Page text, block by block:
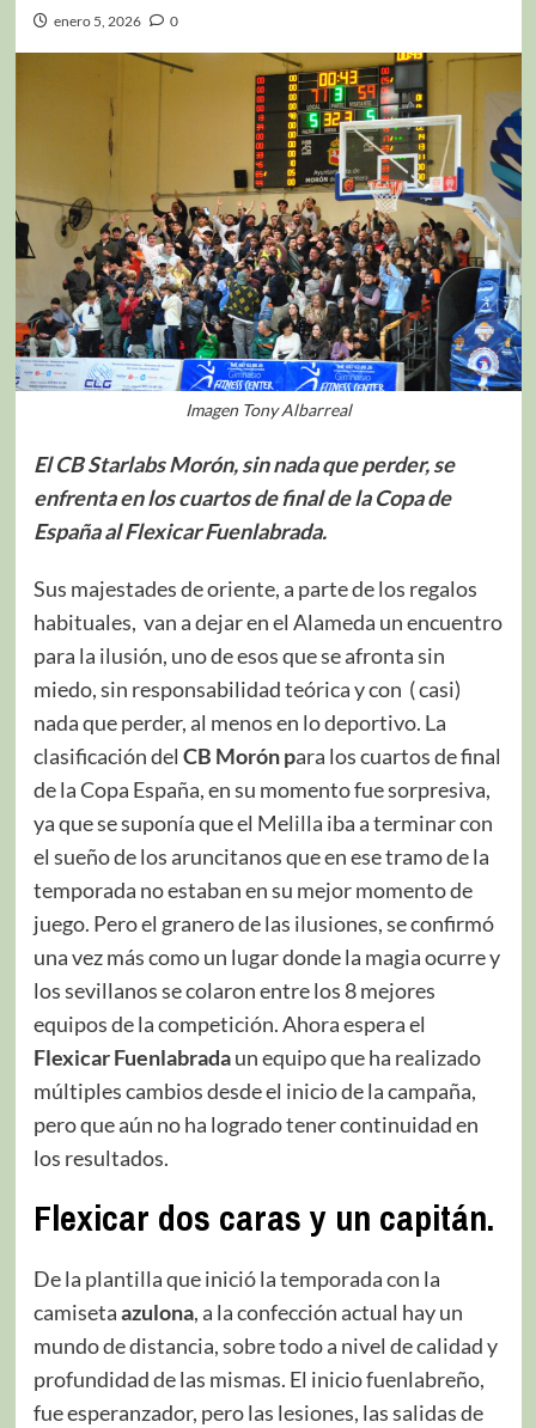
enero 5, 2026 0
Imagen Tony Albarreal
El CB Starlabs Morón, sin nada que perder, se
enfrenta en los cuartos de final de la Copa de
España al Flexicar Fuenlabrada.
Sus majestades de oriente, a parte de los regalos
habituales, van a dejar en el Alameda un encuentro
para la ilusión, uno de esos que se afronta sin
miedo, sin responsabilidad teórica y con ( casi)
nada que perder, al menos en lo deportivo. La
clasificación del CB Morón para los cuartos de final
de la Copa España, en su momento fue sorpresiva,
ya que se suponía que el Melilla iba a terminar con
el sueño de los aruncitanos que en ese tramo de la
temporada no estaban en su mejor momento de
juego. Pero el granero de las ilusiones, se confirmó
una vez más como un lugar donde la magia ocurre y
los sevillanos se colaron entre los 8 mejores
equipos de la competición. Ahora espera el
Flexicar Fuenlabradaun equipo que ha realizado
múltiples cambios desde el inicio de la campaña,
pero que aún no ha logrado tener continuidad en
los resultados.
Flexicar dos caras y un capitán.
De la plantilla que inició la temporada con la
camisetaazulona, a la confección actual hay un
mundo de distancia, sobre todo a nivel de calidad y
profundidad de las mismas. El inicio fuenlabreño,
fue esperanzador, pero las lesiones, las salidas de